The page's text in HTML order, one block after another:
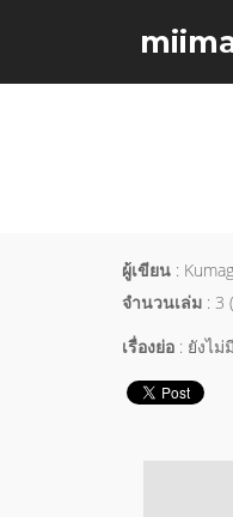
ผู้เขียน :
จำนวนเล่ม : 3
เรื่องย่อ : ยังไม่